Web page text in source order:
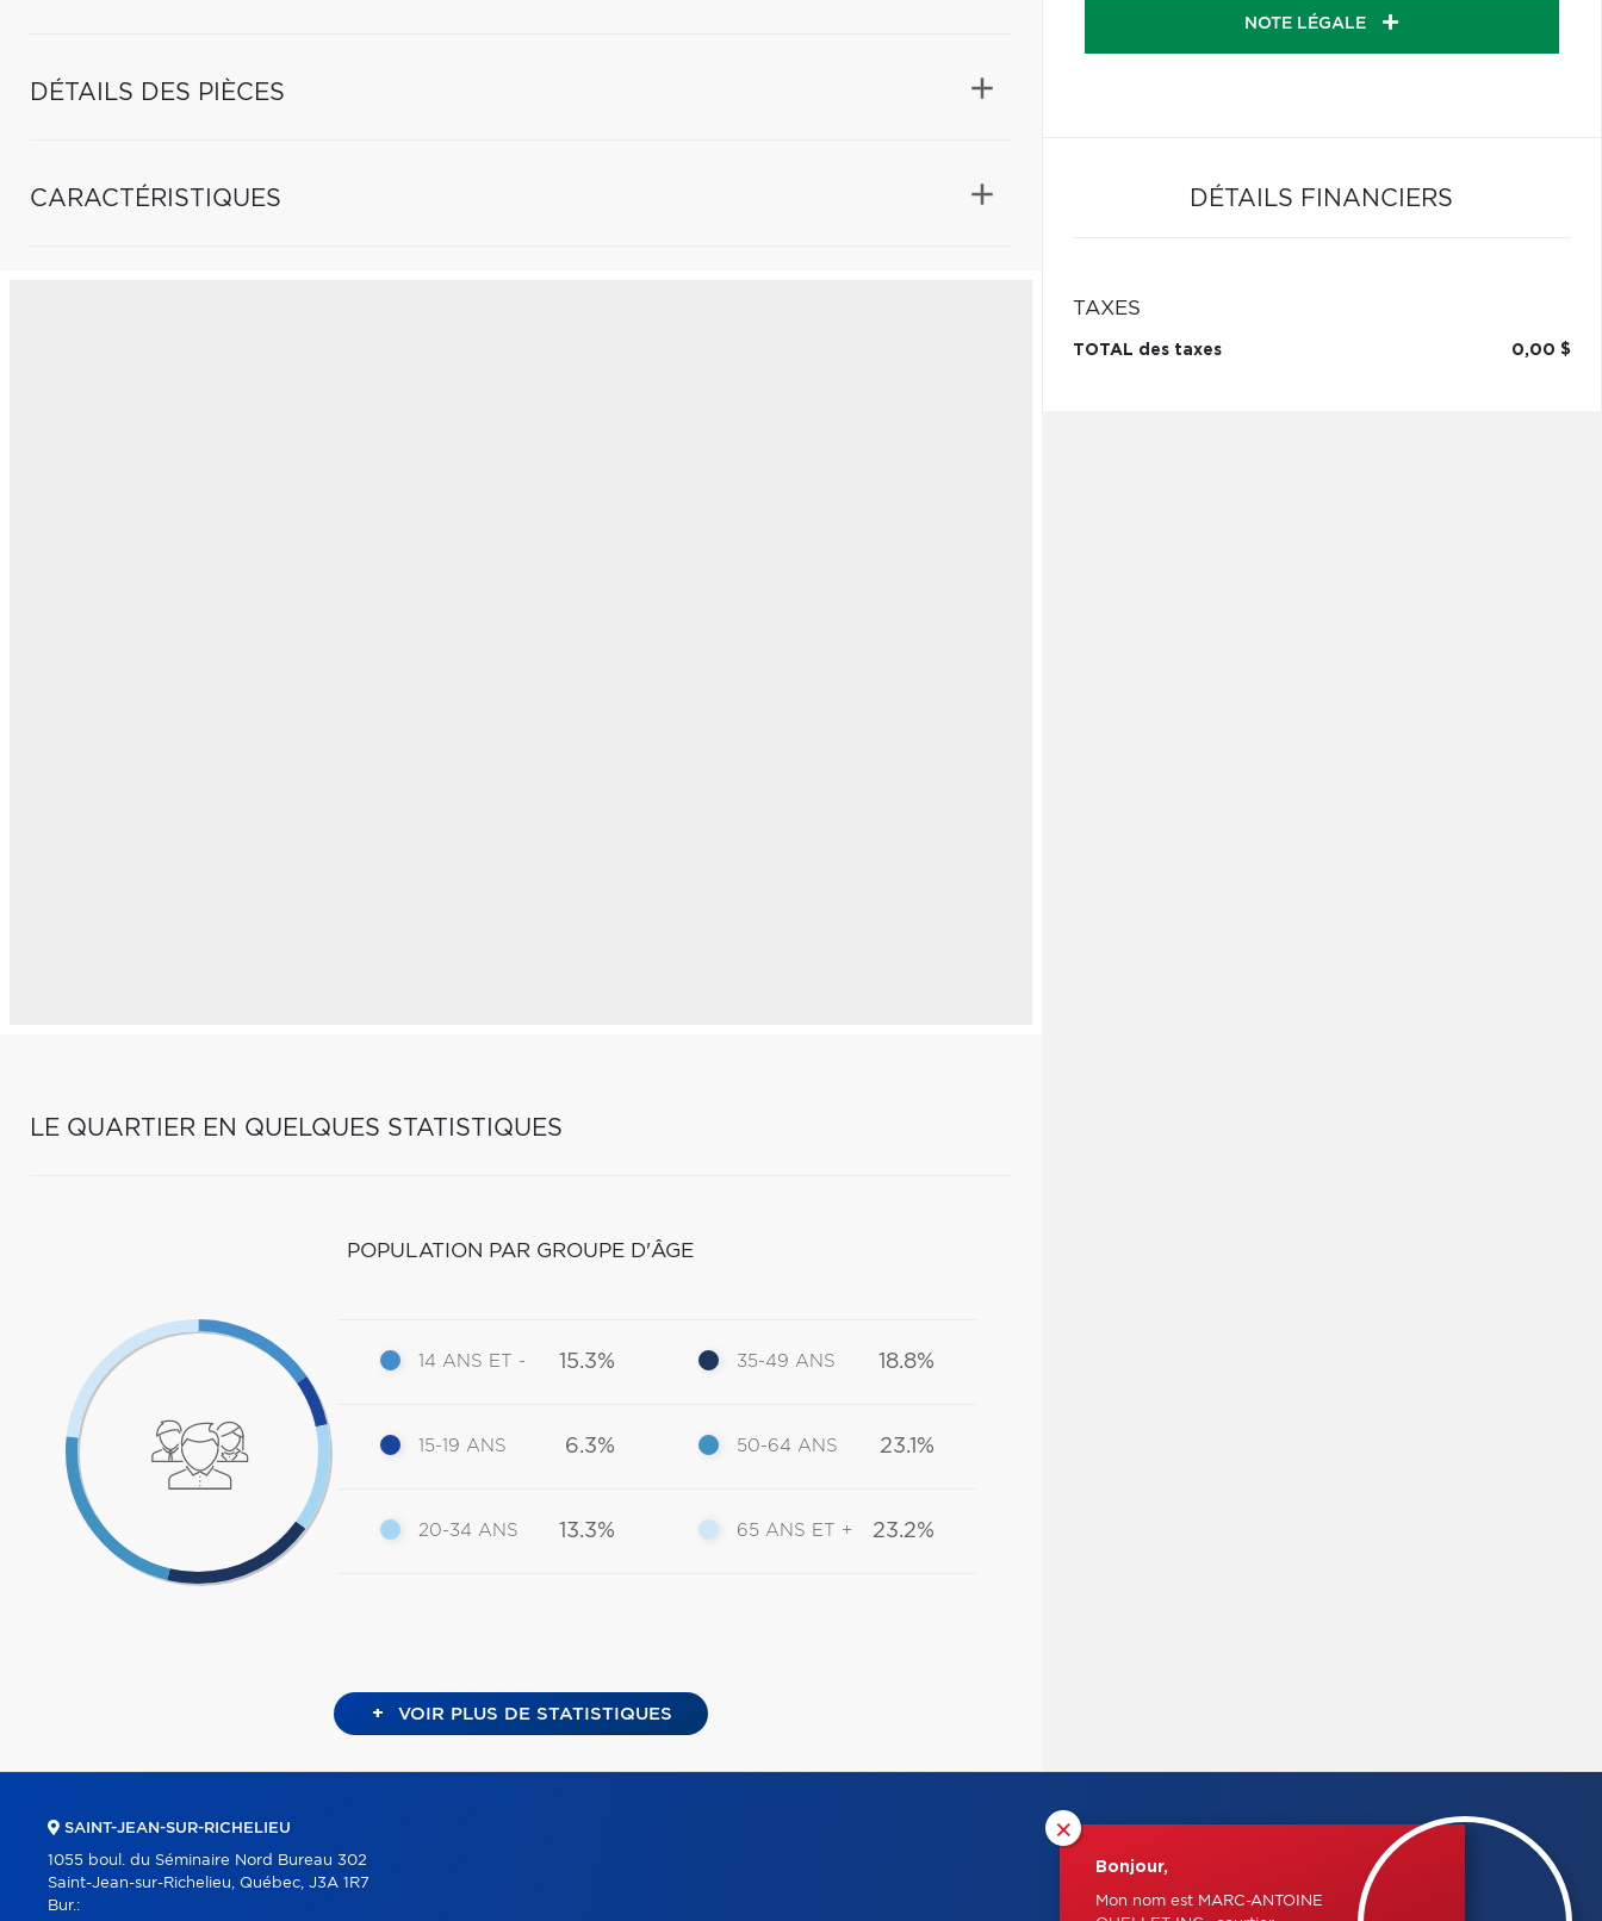
DÉTAILS DES PIÈCES
CARACTÉRISTIQUES
LE QUARTIER EN QUELQUES STATISTIQUES
POPULATION PAR GROUPE D'ÂGE
14 ANS ET - 15.3%
15-19 ANS 6.3%
20-34 ANS 13.3%
35-49 ANS 18.8%
50-64 ANS 23.1%
65 ANS ET + 23.2%
+ VOIR PLUS DE STATISTIQUES
NOTE LÉGALE
DÉTAILS FINANCIERS
TAXES
TOTAL des taxes 0,00 $
×
Bonjour,
Mon nom est MARC-ANTOINE
SAINT-JEAN-SUR-RICHELIEU
1055 boul. du Séminaire Nord Bureau 302
Saint-Jean-sur-Richelieu, Québec, J3A 1R7
Bur.: